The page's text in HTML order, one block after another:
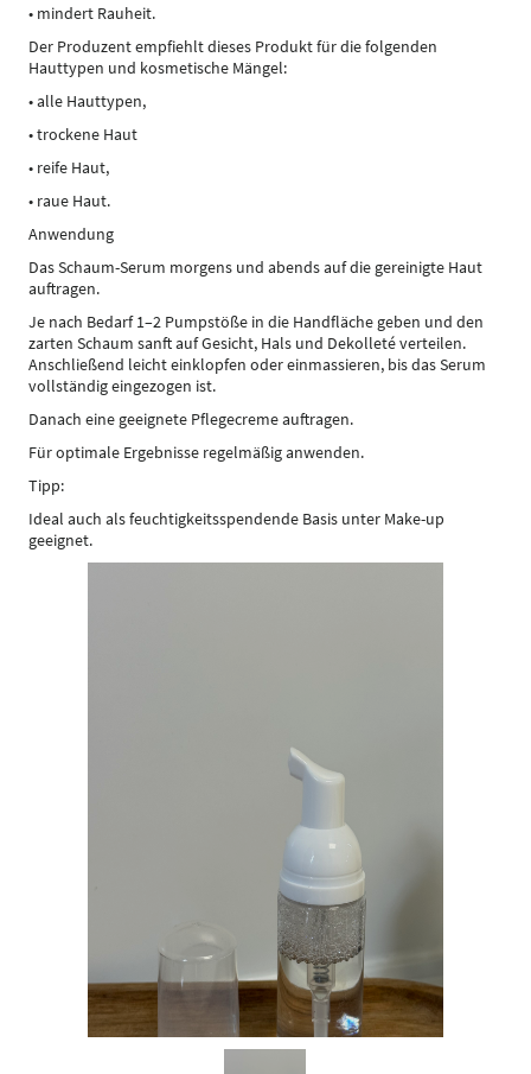
• mindert Rauheit.
Der Produzent empfiehlt dieses Produkt für die folgenden
Hauttypen und kosmetische Mängel:
• alle Hauttypen,
• trockene Haut
• reife Haut,
• raue Haut.
Anwendung
Das Schaum-Serum morgens und abends auf die gereinigte Haut
auftragen.
Je nach Bedarf 1–2 Pumpstöße in die Handfläche geben und den
zarten Schaum sanft auf Gesicht, Hals und Dekolleté verteilen.
Anschließend leicht einklopfen oder einmassieren, bis das Serum
vollständig eingezogen ist.
Danach eine geeignete Pflegecreme auftragen.
Für optimale Ergebnisse regelmäßig anwenden.
Tipp:
Ideal auch als feuchtigkeitsspendende Basis unter Make-up
geeignet.